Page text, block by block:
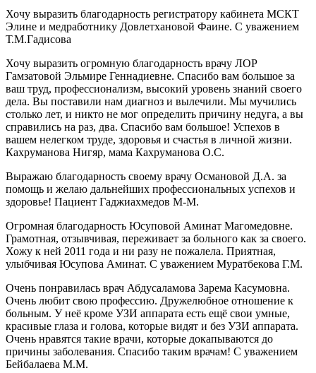
Хочу выразить благодарность регистратору кабинета МСКТ
Элине и медработнику Довлетхановой Фаине. С уважением
Т.М.Гадисова
Хочу выразить огромную благодарность врачу ЛОР
Гамзатовой Эльмире Геннадиевне. Спасибо вам большое за
ваш труд, профессионализм, высокий уровень знаний своего
дела. Вы поставили нам диагноз и вылечили. Мы мучились
столько лет, и никто не мог определить причину недуга, а вы
справились на раз, два. Спасибо вам большое! Успехов в
вашем нелегком труде, здоровья и счастья в личной жизни.
Кахруманова Нигяр, мама Кахруманова О.С.
Выражаю благодарность своему врачу Османовой Д.А. за
помощь и желаю дальнейших профессиональных успехов и
здоровье! Пациент Гаджиахмедов М-М.
Огромная благодарность Юсуповой Аминат Магомедовне.
Грамотная, отзывчивая, переживает за больного как за своего.
Хожу к ней 2011 года и ни разу не пожалела. Приятная,
улыбчивая Юсупова Аминат. С уважением Муратбекова Г.М.
Очень понравилась врач Абдусаламова Зарема Касумовна.
Очень любит свою профессию. Дружелюбное отношение к
больным. У неё кроме УЗИ аппарата есть ещё свои умные,
красивые глаза и голова, которые видят и без УЗИ аппарата.
Очень нравятся такие врачи, которые докапываются до
причины заболевания. Спасибо таким врачам! С уважением
Бейбалаева М.М.